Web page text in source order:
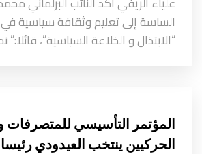
الساسة إلى تعليم وثقافة سياسية
“الابتذال و الخلاعة السياسية”،
المؤتمر التأسيسي للمتصرفات
الحركيين ينتخب العيدودي رئيسا